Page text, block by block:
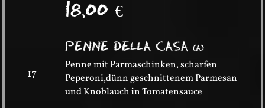
18,00€
17
PENNE DELLA CASA(A)
Penne mit Parmaschinken, scharfen
Peperoni,dünn geschnittenem Parmesan
und Knoblauch in Tomatensauce